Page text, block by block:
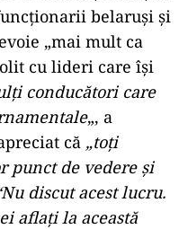
belaruşi şi
„mai mult ca
cu lideri care îşi
conducători care
„, a
că „toţi
punct de vedere şi
‘Nu discut acest lucru.
aflaţi la această